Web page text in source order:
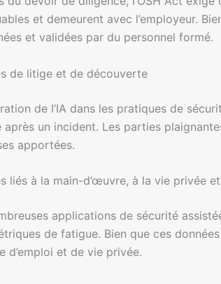
et demeurent avec l’employeur.
et validées par du personnel formé.
de litige et de découverte
de l’IA dans les pratiques de
après un incident. Les parties
apportées.
liés à la main-d’œuvre, à la vie privée
applications de sécurité
de fatigue. Bien que ces
d’emploi et de vie privée.